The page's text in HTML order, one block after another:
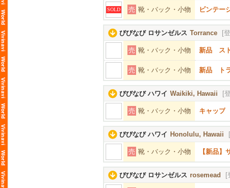
SOLD 売 靴・バック・小物 ビンテー
びびなび ロサンゼルス Torrance [
売 靴・バック・小物 新品 スト
売 靴・バック・小物 新品 ト
びびなび ハワイ Waikiki, Hawaii [
売 靴・バック・小物 キャップ
びびなび ハワイ Honolulu, Hawaii
売 靴・バック・小物 【新品
びびなび ロサンゼルス rosemead [